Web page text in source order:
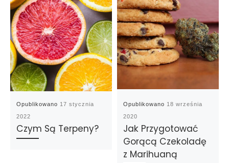
Opublikowano 17 stycznia
2022
Czym Są Terpeny?
Opublikowano 18 września
2020
Jak Przygotować
Gorącą Czekoladę
z Marihuaną